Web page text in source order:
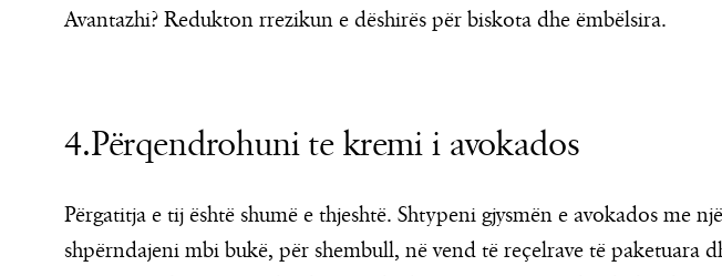
Avantazhi? Redukton rrezikun e dëshirës për biskota dhe ëmbëlsira.
4.Përqendrohuni te kremi i avokados
Përgatitja e tij është shumë e thjeshtë. Shtypeni gjysmën e avokados me
shpërndajeni mbi bukë, për shembull, në vend të reçelrave të paketuara